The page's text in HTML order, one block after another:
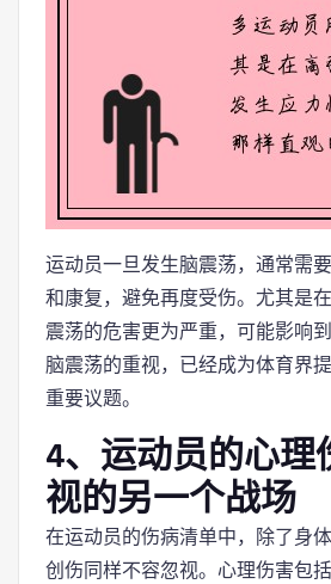
运动员一旦发生脑震荡，通常需
和康复，避免再度受伤。尤其是
震荡的危害更为严重，可能影响
脑震荡的重视，已经成为体育界
重要议题。
4、运动员的心理
视的另一个战场
在运动员的伤病清单中，除了身
创伤同样不容忽视。心理伤害包